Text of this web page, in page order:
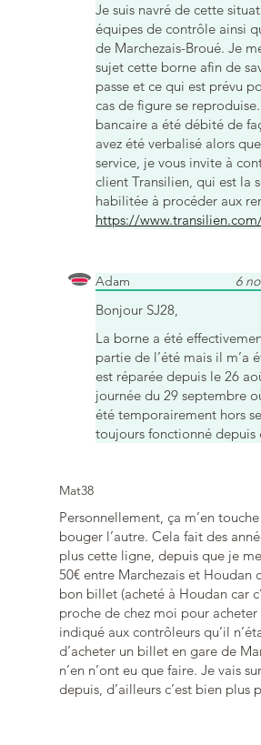
Je suis navré de cette
équipes de contrôle ainsi
de Marchezais-Broué. Je
sujet cette borne afin de
passe et ce qui est prévu
cas de figure se
bancaire a été débité de
avez été verbalisé alors
service, je vous invite à
client Transilien, qui est la
habilitée à procéder aux
https://
Adam 6
Bonjour SJ28,
La borne a été
partie de l’été mais il m’a
est réparée depuis le 26
journée du 29 septembre
été temporairement hors
toujours fonctionné depuis
Mat38
Personnellement, ça m’en
bouger l’autre. Cela fait des
plus cette ligne, depuis que je
50€ entre Marchezais et Houdan
bon billet (acheté à Houdan car
proche de chez moi pour acheter
indiqué aux contrôleurs qu’il
d’acheter un billet en gare de
n’en n’ont eu que faire. Je vais
depuis, d’ailleurs c’est bien plus